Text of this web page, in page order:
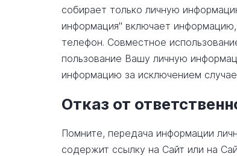
собирает только личную
информация" включает
телефон. Совместное
пользование Вашу личную
информацию за исключением
Отказ от
Помните, передача информации
содержит ссылку на Сайт или на